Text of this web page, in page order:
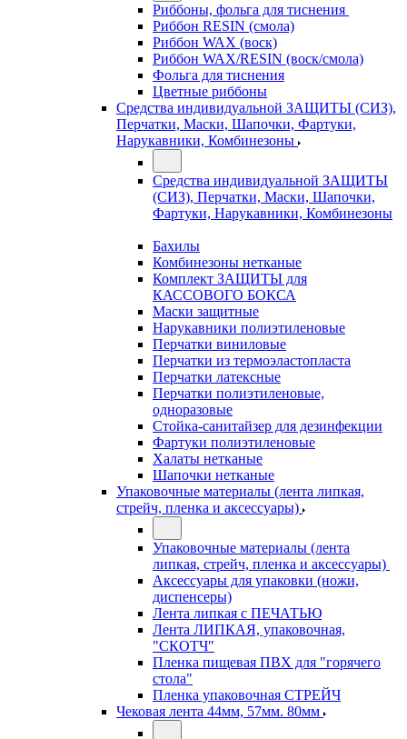
Риббоны, фольга для тиснения
Риббон RESIN (смола)
Риббон WAX (воск)
Риббон WAX/RESIN (воск/смола)
Фольга для тиснения
Цветные риббоны
Средства индивидуальной ЗАЩИТЫ (СИЗ),
Перчатки, Маски, Шапочки, Фартуки,
Нарукавники, Комбинезоны
Средства индивидуальной ЗАЩИТЫ
(СИЗ), Перчатки, Маски, Шапочки,
Фартуки, Нарукавники, Комбинезоны
Бахилы
Комбинезоны нетканые
Комплект ЗАЩИТЫ для
КАССОВОГО БОКСА
Маски защитные
Нарукавники полиэтиленовые
Перчатки виниловые
Перчатки из термоэластопласта
Перчатки латексные
Перчатки полиэтиленовые,
одноразовые
Стойка-санитайзер для дезинфекции
Фартуки полиэтиленовые
Халаты нетканые
Шапочки нетканые
Упаковочные материалы (лента липкая,
стрейч, пленка и аксессуары)
Упаковочные материалы (лента
липкая, стрейч, пленка и аксессуары)
Аксессуары для упаковки (ножи,
диспенсеры)
Лента липкая с ПЕЧАТЬЮ
Лента ЛИПКАЯ, упаковочная,
"СКОТЧ"
Пленка пищевая ПВХ для "горячего
стола"
Пленка упаковочная СТРЕЙЧ
Чековая лента 44мм, 57мм. 80мм